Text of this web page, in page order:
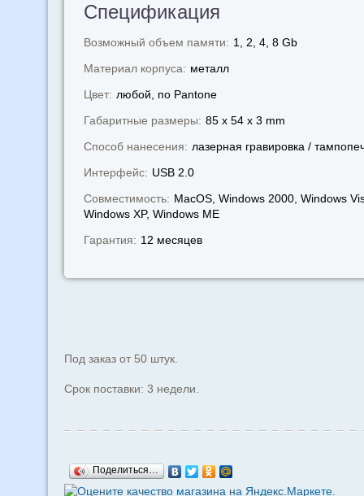
Спецификация
Возможный объем памяти: 1, 2, 4, 8 Gb
Материал корпуса: металл
Цвет: любой, по Pantone
Габаритные размеры: 85 x 54 x 3 mm
Способ нанесения: лазерная гравировка /
Интерфейс: USB 2.0
Совместимость: MacOS, Windows 2000, Windows
Windows XP, Windows МЕ
Гарантия: 12 месяцев
Под заказ от 50 штук.
Срок поставки: 3 недели.
Поделиться…